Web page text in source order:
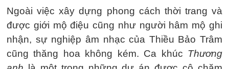
Ngoài việc xây dựng phong cách thời trang và
được giới mộ điệu cũng như người hâm mộ ghi
nhận, sự nghiệp âm nhạc của Thiều Bảo Trâm
cũng thăng hoa không kém. Ca khúc Thương